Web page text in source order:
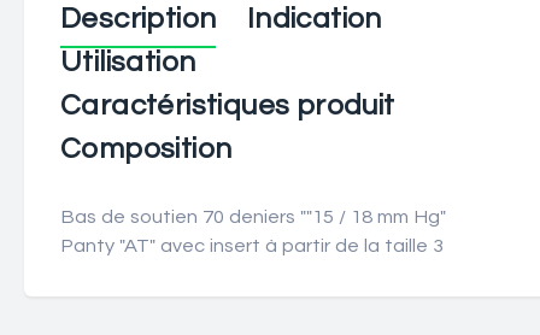
Description
Indication
Utilisation
Caractéristiques produit
Composition
Bas de soutien 70 deniers ""15 / 18 mm Hg"
Panty "AT" avec insert à partir de la taille 3